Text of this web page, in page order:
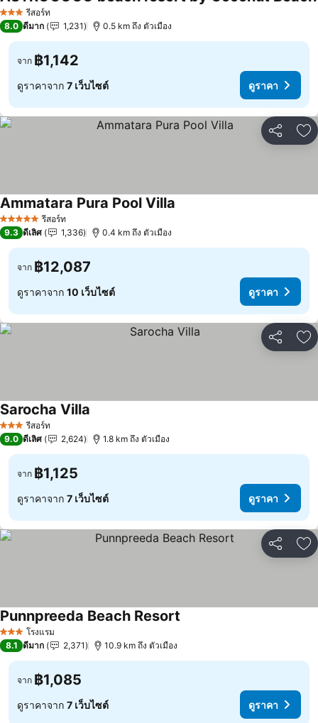
3 ดาว รีสอร์ท
8.0 ดีมาก 1,231 0.5 km ถึง ตัวเมือง
จาก ฿1,142
ดูราคาจาก 7 เว็บไซต์ ดูราคา
แชร์ เ
5 ดาว รีสอร์ท
Ammatara Pura Pool Villa
9.3 ดีเลิศ 1,336 0.4 km ถึง ตัวเมือง
จาก ฿12,087
ดูราคาจาก 10 เว็บไซต์ ดูราคา
แชร์ เ
3 ดาว รีสอร์ท
Sarocha Villa
9.0 ดีเลิศ 2,624 1.8 km ถึง ตัวเมือง
จาก ฿1,125
ดูราคาจาก 7 เว็บไซต์ ดูราคา
แชร์ เ
3 ดาว โรงแรม
Punnpreeda Beach Resort
8.1 ดีมาก 2,371 10.9 km ถึง ตัวเมือง
จาก ฿1,085
ดูราคาจาก 7 เว็บไซต์ ดูราคา